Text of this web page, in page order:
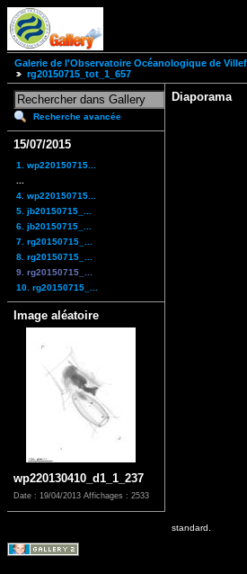
Galerie de l'Observatoire Océanologique de
rg20150715_tot_1_657
Recherche avancée
15/07/2015
1. wp220150715...
4. wp220150715...
5. jb20150715_...
6. jb20150715_...
7. rg20150715_...
8. rg20150715_...
9. rg20150715_...
10. rg20150715_...
Image aléatoire
wp220130410_d1_1_237
Date : 19/04/2013 Affichages : 2533
Diaporama
standard.